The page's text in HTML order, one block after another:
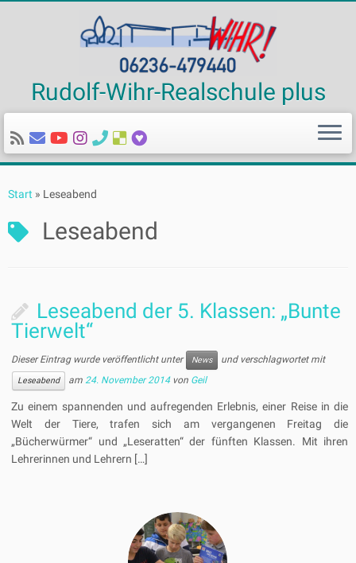
Inhalt
Rudolf-Wihr-Realschule plus
Start » Leseabend
Leseabend
Leseabend der 5. Klassen: „Bunte
Tierwelt“
Dieser Eintrag wurde veröffentlicht unter News und verschlagwortet mit
Leseabend am24. November 2014 von Geil
Zu einem spannenden und aufregenden Erlebnis, einer Reise in die
Welt der Tiere, trafen sich am vergangenen Freitag die
„Bücherwürmer“ und „Leseratten“ der fünften Klassen. Mit ihren
Lehrerinnen und Lehrern […]